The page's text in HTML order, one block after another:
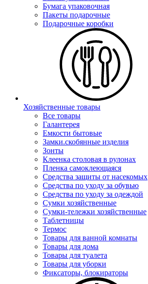
Бумага упаковочная
Пакеты подарочные
Подарочные коробки
Хозяйственные товары
Все товары
Галантерея
Емкости бытовые
Замки.скобянные изделия
Зонты
Клеенка столовая в рулонах
Пленка самоклеющаяся
Средства защиты от насекомых
Средства по уходу за обувью
Средства по уходу за одеждой
Сумки хозяйственные
Сумки-тележки хозяйственные
Таблетницы
Термос
Товары для ванной комнаты
Товары для дома
Товары для туалета
Товары для уборки
Фиксаторы, блокираторы